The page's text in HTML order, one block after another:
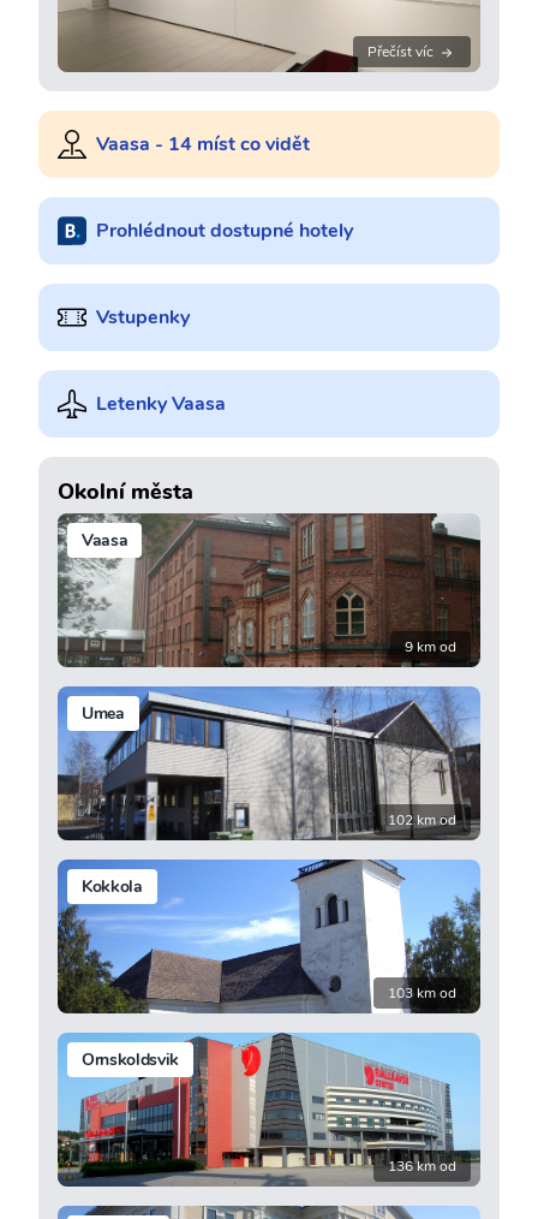
Přečíst víc
Vaasa - 14 míst co vidět
Prohlédnout dostupné hotely
Vstupenky
Letenky Vaasa
Okolní města
Vaasa
9 km od
Umea
102 km od
Kokkola
103 km od
Ornskoldsvik
136 km od